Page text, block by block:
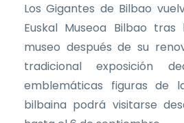
Los Gigantes de Bilbao
Euskal Museoa Bilbao
museo después de su
tradicional exposición
emblemáticas figuras de
bilbaina podrá visitarse